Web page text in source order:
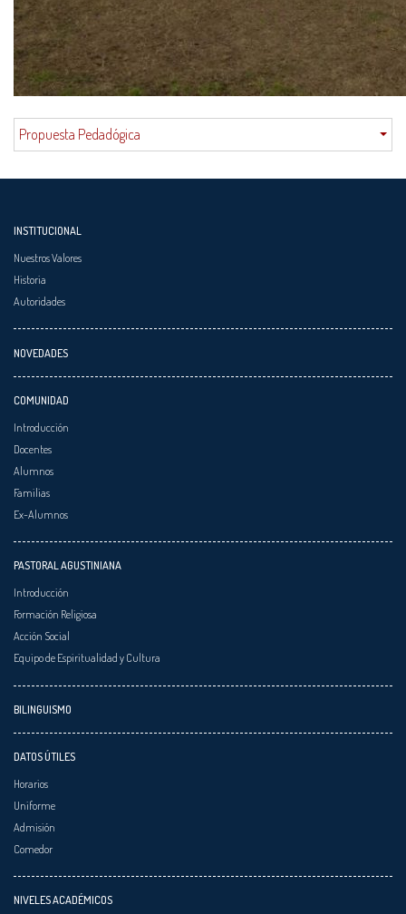
Propuesta Pedadógica
INSTITUCIONAL
Nuestros Valores
Historia
Autoridades
NOVEDADES
COMUNIDAD
Introducción
Docentes
Alumnos
Familias
Ex-Alumnos
PASTORAL AGUSTINIANA
Introducción
Formación Religiosa
Acción Social
Equipo de Espiritualidad y Cultura
BILINGUISMO
DATOS ÚTILES
Horarios
Uniforme
Admisión
Comedor
NIVELES ACADÉMICOS